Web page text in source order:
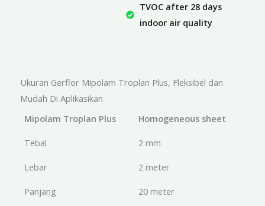
TVOC after 28 days
indoor air quality
Ukuran Gerflor Mipolam Troplan Plus, Fleksibel dan
Mudah Di Aplikasikan
Mipolam Troplan Plus
Homogeneous sheet
Tebal 2 mm
Lebar 2 meter
Panjang 20 meter